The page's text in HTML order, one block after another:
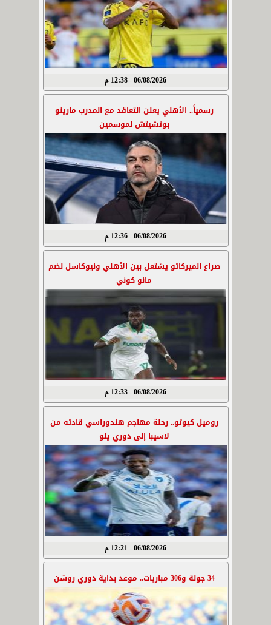
06/08/2026 - 12:38 م
رسمياً.. الأهلي يعلن التعاقد مع المدرب مارينو
بوتشيتش لموسمين
06/08/2026 - 12:36 م
صراع الميركاتو يشتعل بين الأهلي ونيوكاسل لضم
مانو كوني
06/08/2026 - 12:33 م
روميل كيوتو.. رحلة مهاجم هندوراسي قادته من
لاسيبا إلى دوري يلو
06/08/2026 - 12:21 م
34 جولة و306 مباريات.. موعد بداية دوري روشن